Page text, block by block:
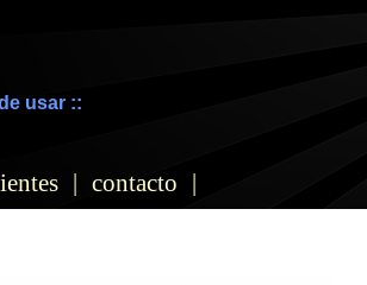
usar ::
| contacto |